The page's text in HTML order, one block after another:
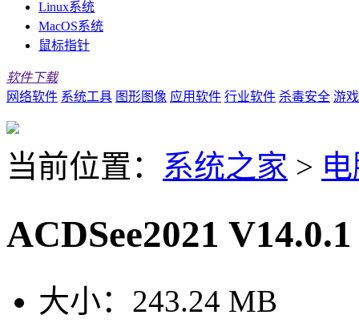
Linux系统
MacOS系统
鼠标指针
软件下载
网络软件 系统工具 图形图像 应用软件 行业软件 杀毒安全 游
当前位置： 系统之家 >
ACDSee2021
大小： 243.24 MB